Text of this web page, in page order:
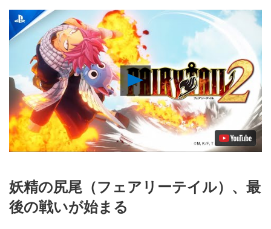
Play
Video
妖精の尻尾（フェアリーテイル）、最
後の戦いが始まる